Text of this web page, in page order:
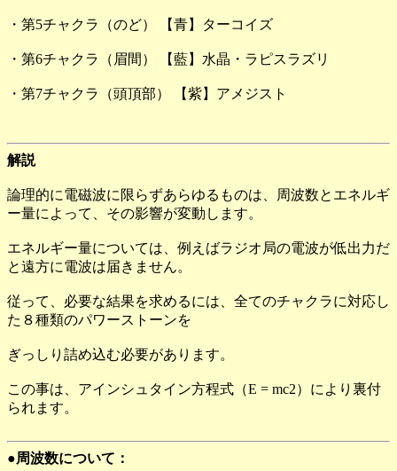
・第5チャクラ（のど） 【青】ターコイズ
・第6チャクラ（眉間） 【藍】水晶・ラピスラズリ
・第7チャクラ（頭頂部） 【紫】アメジスト
解説
論理的に電磁波に限らずあらゆるものは、周波数とエネルギ
ー量によって、その影響が変動します。
エネルギー量については、例えばラジオ局の電波が低出力だ
と遠方に電波は届きません。
従って、必要な結果を求めるには、全てのチャクラに対応し
た８種類のパワーストーンを
ぎっしり詰め込む必要があります。
この事は、アインシュタイン方程式（E = mc2）により裏付
られます。
●周波数について：